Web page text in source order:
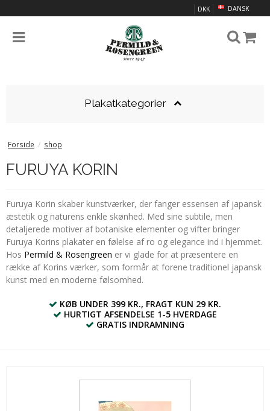
DANSK
DKK
Plakatkategorier
Forside / shop
FURUYA KORIN
Furuya Korin skaber kunstværker, der fanger essensen af japansk
æstetik og naturens enkle skønhed. Med sine subtile, men
detaljerede motiver af botaniske elementer og vifter bringer
Furuya Korins plakater en følelse af ro og elegance ind i hjemmet.
Hos Permild & Rosengreen er vi glade for at præsentere en
række af Korins værker, som formår at forene traditionel japansk
kunst med en moderne følsomhed.
KØB UNDER 399 KR., FRAGT KUN 29 KR.
HURTIGT AFSENDELSE 1-5 HVERDAGE
GRATIS INDRAMNING